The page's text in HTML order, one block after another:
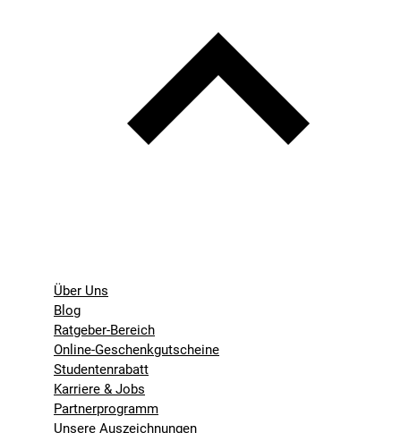
Über Uns
Blog
Ratgeber-Bereich
Online-Geschenkgutscheine
Studentenrabatt
Karriere & Jobs
Partnerprogramm
Unsere Auszeichnungen